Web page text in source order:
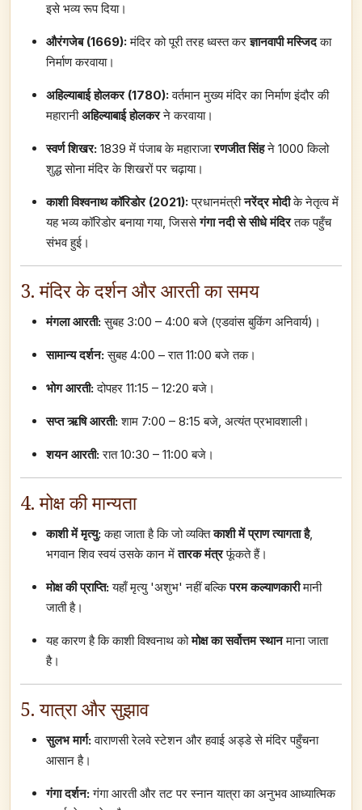
इसे भव्य रूप दिया।
औरंगजेब (1669):मंदिर को पूरी तरह ध्वस्त करज्ञानवापी मस्जिदका
निर्माण करवाया।
अहिल्याबाई होलकर (1780):वर्तमान मुख्य मंदिर का निर्माण इंदौर की
महारानीअहिल्याबाई होलकरने करवाया।
स्वर्ण शिखर: 1839 में पंजाब के महाराजारणजीत सिंहने 1000 किलो
शुद्ध सोना मंदिर के शिखरों पर चढ़ाया।
काशी विश्वनाथ कॉरिडोर (2021):प्रधानमंत्रीनरेंद्र मोदीके नेतृत्व में
यह भव्य कॉरिडोर बनाया गया, जिससेगंगा नदी से सीधे मंदिरतक पहुँच
संभव हुई।
3. मंदिर के दर्शन और आरती का समय
मंगला आरती:सुबह 3:00 – 4:00 बजे (एडवांस बुकिंग अनिवार्य)।
सामान्य दर्शन:सुबह 4:00 – रात 11:00 बजे तक।
भोग आरती:दोपहर 11:15 – 12:20 बजे।
सप्त ऋषि आरती:शाम 7:00 – 8:15 बजे, अत्यंत प्रभावशाली।
शयन आरती:रात 10:30 – 11:00 बजे।
4. मोक्ष की मान्यता
काशी में मृत्यु:कहा जाता है कि जो व्यक्तिकाशी में प्राण त्यागता है,
भगवान शिव स्वयं उसके कान मेंतारक मंत्रफूंकते हैं।
मोक्ष की प्राप्ति:यहाँ मृत्यु 'अशुभ' नहीं बल्किपरम कल्याणकारीमानी
जाती है।
यह कारण है कि काशी विश्वनाथ कोमोक्ष का सर्वोत्तम स्थानमाना जाता
है।
5. यात्रा और सुझाव
सुलभ मार्ग:वाराणसी रेलवे स्टेशन और हवाई अड्डे से मंदिर पहुँचना
आसान है।
गंगा दर्शन:गंगा आरती और तट पर स्नान यात्रा का अनुभव आध्यात्मिक